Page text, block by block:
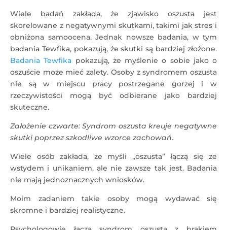
Wiele badań zakłada, że zjawisko oszusta jest
skorelowane z negatywnymi skutkami, takimi jak stres i
obniżona samoocena. Jednak nowsze badania, w tym
badania Tewfika, pokazują, że skutki są bardziej złożone.
Badania Tewfika pokazują, że myślenie o sobie jako o
oszuście może mieć zalety. Osoby z syndromem oszusta
nie są w miejscu pracy postrzegane gorzej i w
rzeczywistości mogą być odbierane jako bardziej
skuteczne.
Założenie czwarte: Syndrom oszusta kreuje negatywne
skutki poprzez szkodliwe wzorce zachowań.
Wiele osób zakłada, że myśli „oszusta” łączą się ze
wstydem i unikaniem, ale nie zawsze tak jest. Badania
nie mają jednoznacznych wniosków.
Moim zadaniem takie osoby mogą wydawać się
skromne i bardziej realistyczne.